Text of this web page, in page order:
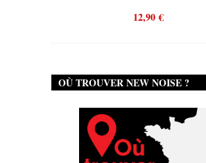
12,90€
OÙ TROUVER NEW NOISE ?